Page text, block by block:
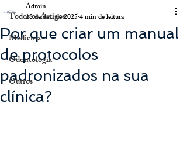
Todos os Artigos
Medicina
Odontologia
Outros
Por que criar um manual
de protocolos
padronizados na sua
clínica?
Admin
18 de dez. de 20254 min de leitura